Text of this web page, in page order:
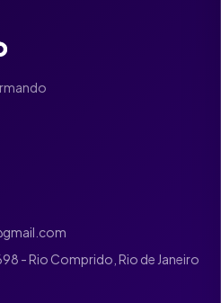
- Rio Comprido, Rio de Janeiro